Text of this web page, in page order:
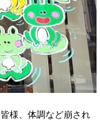
様、体調など崩され